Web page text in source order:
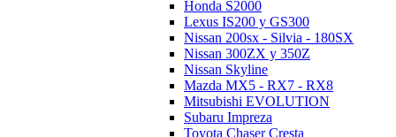
Honda S2000
Lexus IS200 y GS300
Nissan 200sx - Silvia - 180SX
Nissan 300ZX y 350Z
Nissan Skyline
Mazda MX5 - RX7 - RX8
Mitsubishi EVOLUTION
Subaru Impreza
Toyota Chaser Cresta